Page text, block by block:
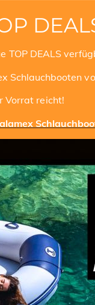
TOP DEALS
Schlauchbooten
Vorrat reicht!